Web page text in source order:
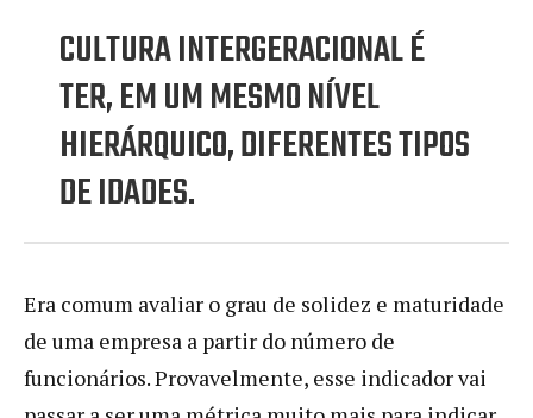
CULTURA INTERGERACIONAL É
TER, EM UM MESMO NÍVEL
HIERÁRQUICO, DIFERENTES TIPOS
DE IDADES.
Era comum avaliar o grau de solidez e maturidade
de uma empresa a partir do número de
funcionários. Provavelmente, esse indicador vai